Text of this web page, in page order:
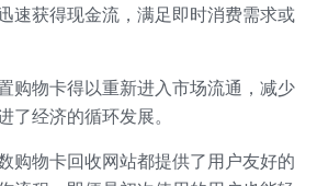
速获得现金流，满足即时消费需求或
购物卡得以重新进入市场流通，减少
了经济的循环发展。
购物卡回收网站都提供了用户友好的